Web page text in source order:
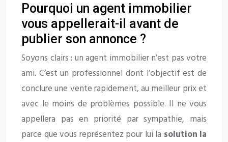
Pourquoi un agent immobilier
vous appellerait-il avant de
publier son annonce ?
Soyons clairs : un agent immobilier n’est pas votre
ami. C’est un professionnel dont l’objectif est de
conclure une vente rapidement, au meilleur prix et
avec le moins de problèmes possible. Il ne vous
appellera pas en priorité par sympathie, mais
parce que vous représentez pour lui la solution la